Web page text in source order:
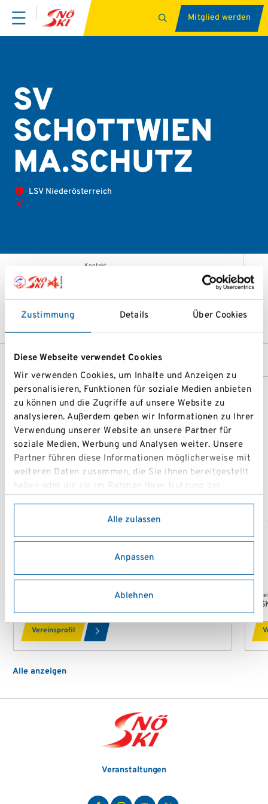
Zustimmung Details Über Cookies
Diese Webseite verwendet Cookies
Wir verwenden Cookies, um Inhalte und Anzeigen zu
personalisieren, Funktionen für soziale Medien anbieten
zu können und die Zugriffe auf unsere Website zu
analysieren. Außerdem geben wir Informationen zu Ihrer
Verwendung unserer Website an unsere Partner für
soziale Medien, Werbung und Analysen weiter. Unsere
Partner führen diese Informationen möglicherweise mit
weiteren Daten zusammen, die Sie ihnen bereitgestellt
haben oder die sie im Rahmen Ihrer Nutzung der
Alle zulassen
Anpassen
Ablehnen
Mitglied werden
SV
SCHOTTWIEN
MA.SCHUTZ
LSV Niederösterreich
Kontakt
Vereinsprofil
Alle anzeigen
Veranstaltungen